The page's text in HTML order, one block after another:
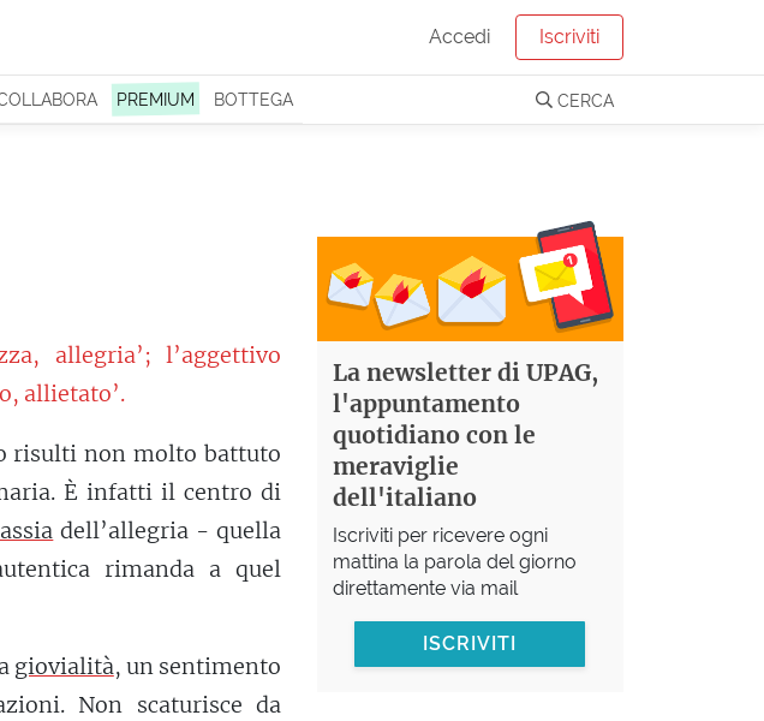
Accedi Iscriviti
PREMIUM BOTTEGA CERCA
allegria’; l’aggettivo
allietato’.
risulti non molto battuto
È infatti il centro di
dell’allegria - quella
rimanda a quel
giovialità, un sentimento
Non scaturisce da
La newsletter di UPAG,
l'appuntamento
quotidiano con le
meraviglie
dell'italiano
Iscriviti per ricevere ogni
mattina la parola del giorno
direttamente via mail
ISCRIVITI